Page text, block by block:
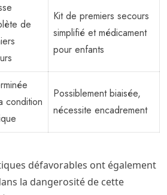
de
Kit de premiers secours
simplifié et médicament
pour enfants
condition
Possiblement biaisée,
nécessite encadrement
défavorables ont également
la dangerosité de cette